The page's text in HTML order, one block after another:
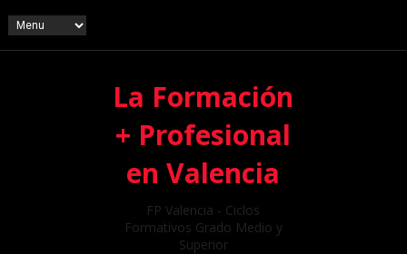
La Formación
+ Profesional
en Valencia
FP Valencia - Ciclos
Formativos Grado Medio y
Superior